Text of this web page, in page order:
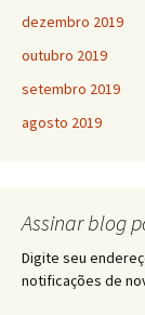
dezembro 2019
outubro 2019
setembro 2019
agosto 2019
Assinar blog
Digite seu
notificações de